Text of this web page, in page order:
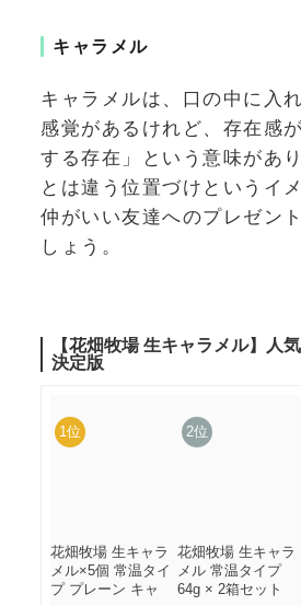
キャラメル
キャラメルは、口の中に入
感覚があるけれど、存在感
する存在」という意味があ
とは違う位置づけというイ
仲がいい友達へのプレゼン
しょう。